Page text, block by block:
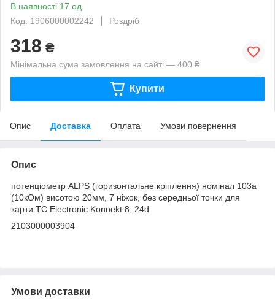
В наявності 17 од.
Код: 1906000002242
Роздріб
318 ₴
Мінімальна сума замовлення на сайті — 400 ₴
Купити
Опис Доставка Оплата Умови повернення
Опис
потенціометр ALPS (горизонтальне кріплення) номінал 103a
(10кОм) висотою 20мм, 7 ніжок, без середньої точки для
карти TC Electronic Konnekt 8, 24d
2103000003904
Умови доставки